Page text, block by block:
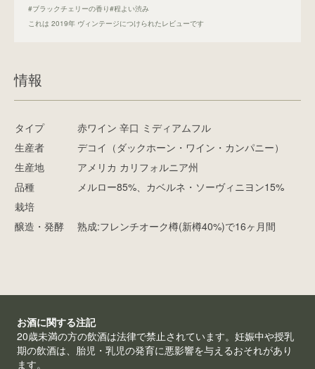
#ブラックチェリーの香り#程よい渋み
これは 2019年 ヴィンテージにつけられたレビューです
情報
タイプ
赤ワイン 辛口 ミディアムフル
生産者
デコイ（ダックホーン・ワイン・カンパニー）
生産地
アメリカ カリフォルニア州
品種
メルロー85%、カベルネ・ソーヴィニヨン15%
栽培
醸造・発酵
熟成:フレンチオーク樽(新樽40%)で16ヶ月間
お酒に関する注記
20歳未満の方の飲酒は法律で禁止されています。妊娠中や授乳
期の飲酒は、胎児・乳児の発育に悪影響を与えるおそれがあり
ます。